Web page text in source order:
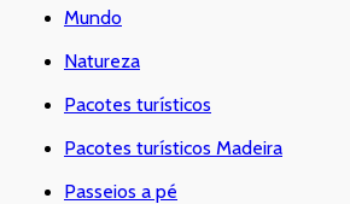
Mundo
Natureza
Pacotes turísticos
Pacotes turísticos Madeira
Passeios a pé